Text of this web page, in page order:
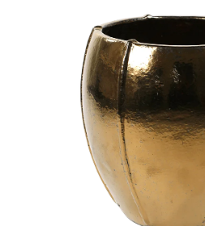
INTERIÉROVÉ DEKORÁCIE
NA OBJEDNÁVKU